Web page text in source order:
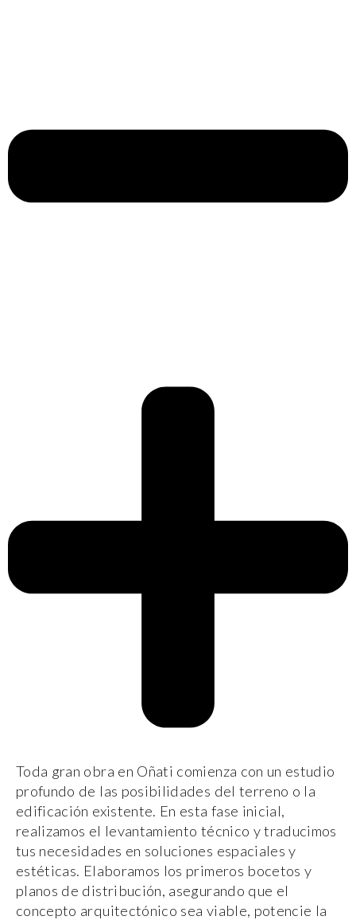
Toda gran obra en Oñati comienza con un estudio
profundo de las posibilidades del terreno o la
edificación existente. En esta fase inicial,
realizamos el levantamiento técnico y traducimos
tus necesidades en soluciones espaciales y
estéticas. Elaboramos los primeros bocetos y
planos de distribución, asegurando que el
concepto arquitectónico sea viable, potencie la